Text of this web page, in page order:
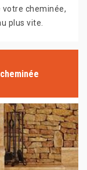
cheminée,
plus vite.